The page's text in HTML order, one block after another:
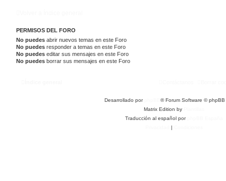
PERMISOS DEL FORO
No puedes abrir nuevos temas en este Foro
No puedes responder a temas en este Foro
No puedes editar sus mensajes en este Foro
No puedes borrar sus mensajes en este Foro
Desarrollado por
® Forum Software © phpBB
Matrix Edition by
Traducción al español por
|